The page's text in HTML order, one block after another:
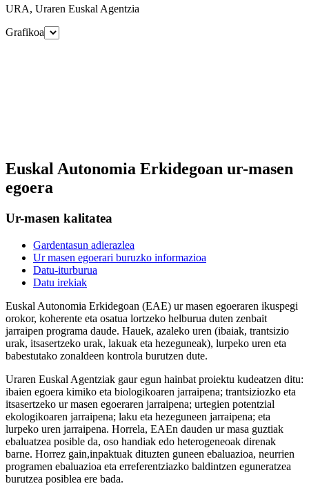
URA, Uraren Euskal Agentzia
Grafikoa
Euskal Autonomia Erkidegoan ur-masen
egoera
Ur-masen kalitatea
Gardentasun adierazlea
Ur masen egoerari buruzko informazioa
Datu-iturburua
Datu irekiak
Euskal Autonomia Erkidegoan (EAE) ur masen egoeraren ikuspegi
orokor, koherente eta osatua lortzeko helburua duten zenbait
jarraipen programa daude. Hauek, azaleko uren (ibaiak, trantsizio
urak, itsasertzeko urak, lakuak eta hezeguneak), lurpeko uren eta
babestutako zonaldeen kontrola burutzen dute.
Uraren Euskal Agentziak gaur egun hainbat proiektu kudeatzen ditu:
ibaien egoera kimiko eta biologikoaren jarraipena; trantsiziozko eta
itsasertzeko ur masen egoeraren jarraipena; urtegien potentzial
ekologikoaren jarraipena; laku eta hezeguneen jarraipena; eta
lurpeko uren jarraipena. Horrela, EAEn dauden ur masa guztiak
ebaluatzea posible da, oso handiak edo heterogeneoak direnak
barne. Horrez gain,inpaktuak dituzten guneen ebaluazioa, neurrien
programen ebaluazioa eta erreferentziazko baldintzen eguneratzea
burutzea posiblea ere bada.